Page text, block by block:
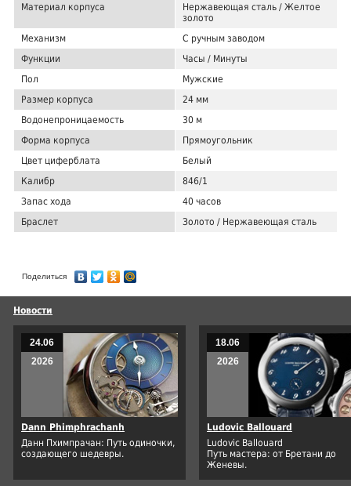
Материал корпуса
Нержавеющая сталь / Желтое
золото
Механизм
С ручным заводом
Функции
Часы / Минуты
Пол
Мужские
Размер корпуса
24 мм
Водонепроницаемость
30 м
Форма корпуса
Прямоугольник
Цвет циферблата
Белый
Калибр
846/1
Запас хода
40 часов
Браслет
Золото / Нержавеющая сталь
Поделиться
Новости
24.06
2026
Dann Phimphrachanh
Данн Пхимпрачан: Путь одиночки,
создающего шедевры.
18.06
2026
Ludovic Ballouard
Ludovic Ballouard
Путь мастера: от Бретани до
Женевы.